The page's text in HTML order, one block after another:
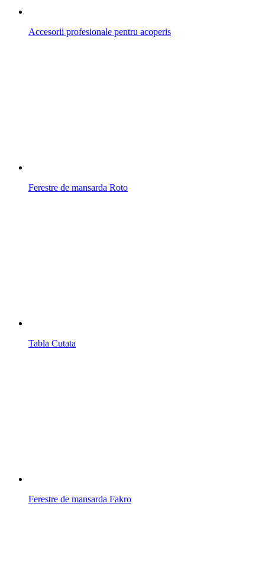
Accesorii profesionale pentru acoperis
Ferestre de mansarda Roto
Tabla Cutata
Ferestre de mansarda Fakro